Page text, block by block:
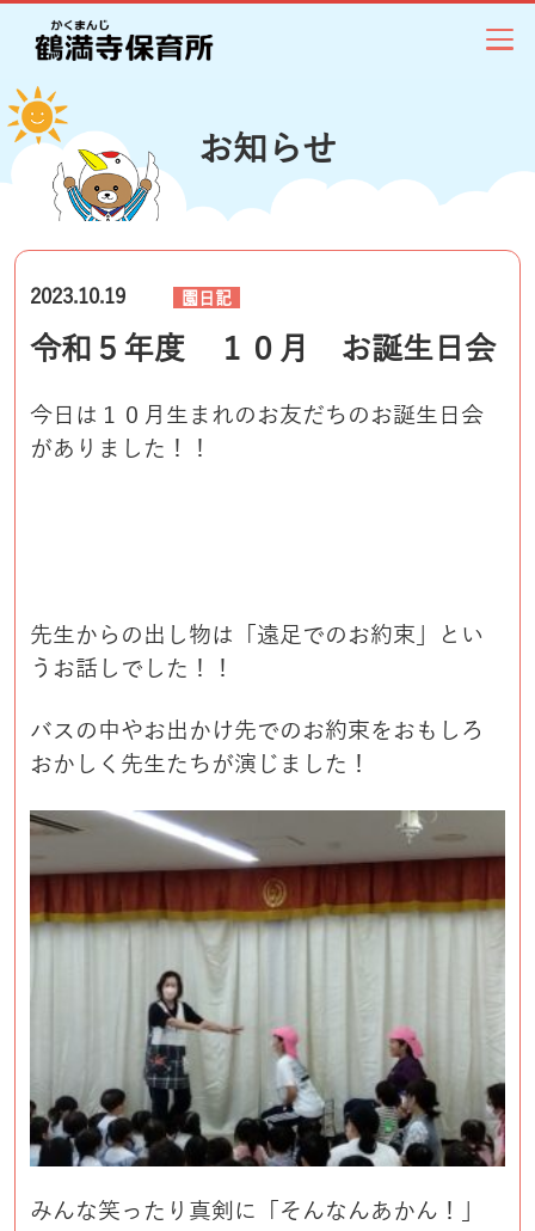
お知らせ
2023.10.19 園日記
令和５年度 １０月 お誕生日会
今日は１０月生まれのお友だちのお誕生日会
がありました！！
先生からの出し物は「遠足でのお約束」とい
うお話しでした！！
バスの中やお出かけ先でのお約束をおもしろ
おかしく先生たちが演じました！
みんな笑ったり真剣に「そんなんあかん！」